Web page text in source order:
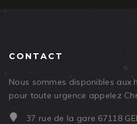
CONTACT
Nous sommes disponibles aux
pour toute urgence appelez
37 rue de la gare 67118